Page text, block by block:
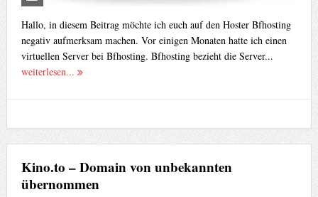
Hallo, in diesem Beitrag möchte ich euch auf den Hoster Bfhosting
negativ aufmerksam machen. Vor einigen Monaten hatte ich einen
virtuellen Server bei Bfhosting. Bfhosting bezieht die Server...
weiterlesen...
Kino.to – Domain von unbekannten
übernommen